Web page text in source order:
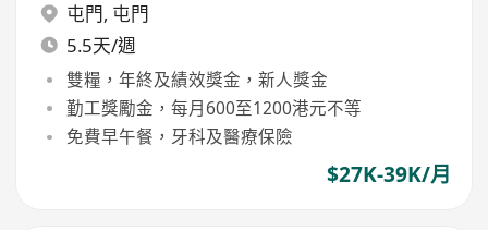
屯門, 屯門
5.5天/週
雙糧，年終及績效獎金，新人獎金
勤工獎勵金，每月600至1200港元不等
免費早午餐，牙科及醫療保險
$27K-39K/月